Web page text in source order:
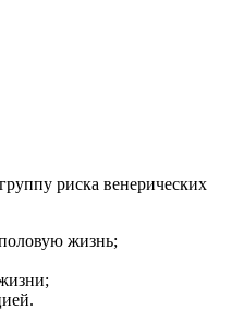
риска венерических
жизнь;